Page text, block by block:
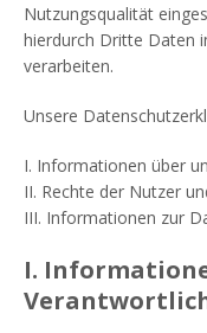
Nutzungsqualität
hierdurch Dritte Daten
verarbeiten.
Unsere
I. Informationen über
II. Rechte der Nutzer
III. Informationen zur
I.